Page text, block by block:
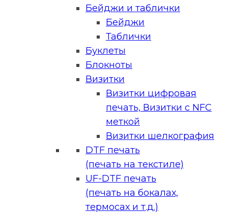
Бейджи и таблички
Бейджи
Таблички
Буклеты
Блокноты
Визитки
Визитки цифровая
печать, Визитки с NFC
меткой
Визитки шелкография
DTF печать
(печать на текстиле)
UF-DTF печать
(печать на бокалах,
термосах и т.д.)